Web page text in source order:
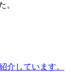
。
介しています。